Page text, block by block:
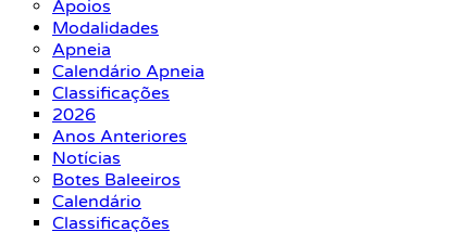
Apoios
Modalidades
Apneia
Calendário Apneia
Classificações
2026
Anos Anteriores
Notícias
Botes Baleeiros
Calendário
Classificações